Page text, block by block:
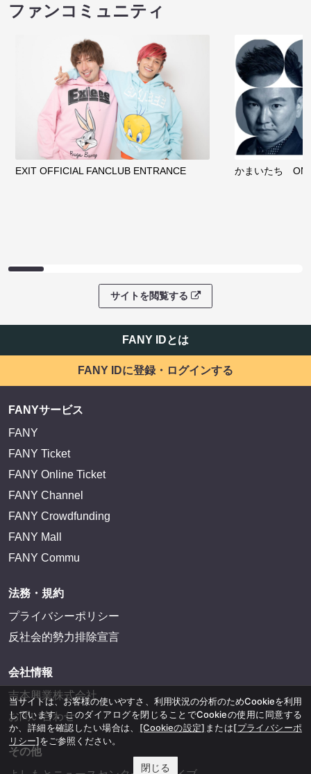
ファンコミュニティ
EXIT OFFICIAL FANCLUB ENTRANCE かまいたち
サイトを閲覧する
FANY IDとは
FANY IDに登録・ログインする
FANYサービス
FANY
FANY Ticket
FANY Online Ticket
FANY Channel
FANY Crowdfunding
FANY Mall
FANY Commu
法務・規約
プライバシーポリシー
反社会的勢力排除宣言
会社情報
吉本興業株式会社
お問い合わせ
その他
当サイトは、お客様の使いやすさ、利用状況の分析のためCookieを利用
しています。このダイアログを閉じることでCookieの使用に同意する
か、詳細を確認したい場合は、 [Cookieの設定] または[プライバシーポ
リシー]をご参照ください。
閉じる